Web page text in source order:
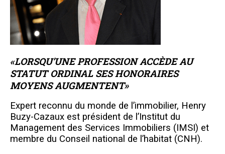
«LORSQU’UNE PROFESSION ACCÈDE AU
STATUT ORDINAL SES HONORAIRES
MOYENS AUGMENTENT»
Expert reconnu du monde de l’immobilier, Henry
Buzy-Cazaux est président de l’Institut du
Management des Services Immobiliers (IMSI) et
membre du Conseil national de l’habitat (CNH).